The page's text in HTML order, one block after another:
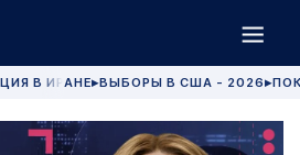
В ИРАНЕ▶ВЫБОРЫ В США - 2026 ▶